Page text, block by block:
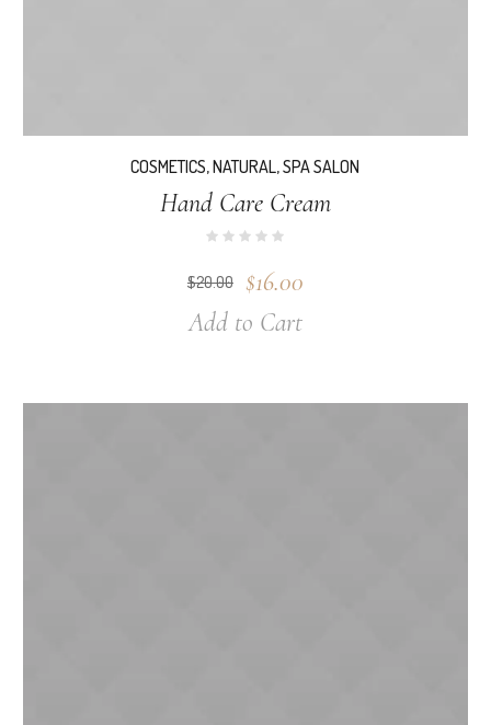
COSMETICS,NATURAL,SPA SALON
Hand Care Cream
$20.00 $16.00
Add to Cart